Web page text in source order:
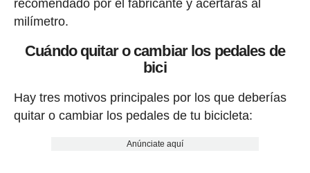
recomendado por el fabricante y acertarás al
milímetro.
Cuándo quitar o cambiar los pedales de
bici
Hay tres motivos principales por los que deberías
quitar o cambiar los pedales de tu bicicleta:
Anúnciate aquí